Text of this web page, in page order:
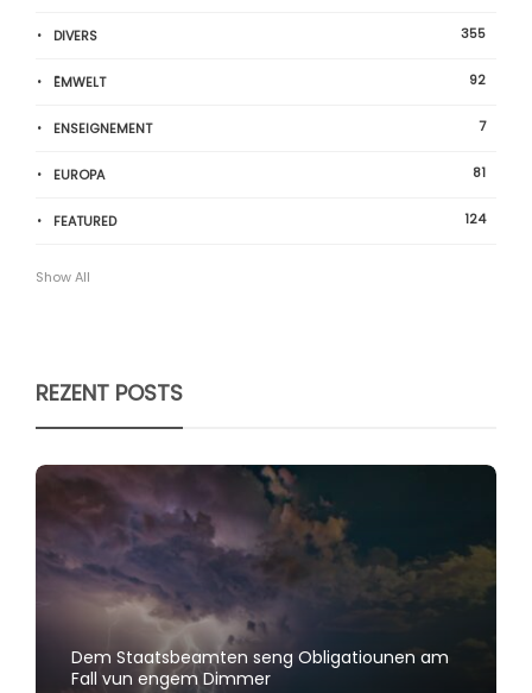
DIVERS 355
ËMWELT 92
ENSEIGNEMENT 7
EUROPA 81
FEATURED 124
Show All
REZENT POSTS
Dem Staatsbeamten seng Obligatiounen am
Fall vun engem Dimmer